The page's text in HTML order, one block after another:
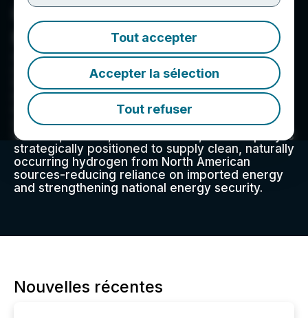
Tout accepter
Accepter la sélection
Tout refuser
Quebec Innovative
Materials Corp.
QI Materials Corp. is advancing a portfolio of
natural hydrogen projects across Canada and
the United States, providing a domestic non-
invasive, non-fracking solution to one of the
most critical energy inputs for a sustainable
economy. With active projects in Nova Scotia,
Quebec, Ontario, and Minnesota, the Company is
strategically positioned to supply clean, naturally
occurring hydrogen from North American
sources-reducing reliance on imported energy
and strengthening national energy security.
Nouvelles récentes